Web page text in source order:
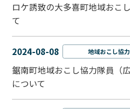
ロケ誘致の大多喜町地域おこ
て
2024-08-08 地域おこし協
鋸南町地域おこし協力隊員（
について